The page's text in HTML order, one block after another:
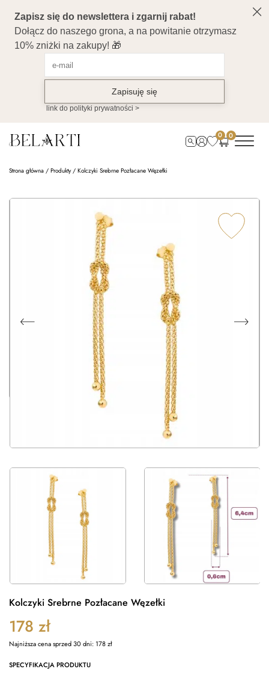
0 0
Strona główna / Produkty/ Kolczyki Srebrne Pozłacane Węzełki
Kolczyki Srebrne Pozłacane Węzełki
178 zł
Najniższa cena sprzed 30 dni:178zł
SPECYFIKACJA PRODUKTU